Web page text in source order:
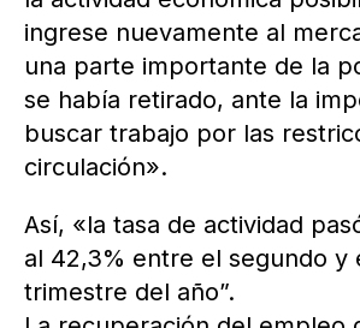
ingrese nuevamente al
una parte importante de la
se había retirado, ante la
buscar trabajo por las
circulación».
Así, «la tasa de actividad
al 42,3% entre el segundo y
trimestre del año”.